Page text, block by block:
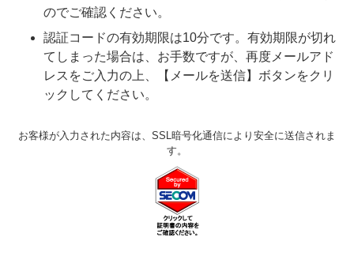
のでご確認ください。
認証コードの有効期限は10分です。有効期限が切れ
てしまった場合は、お手数ですが、再度メールアド
レスをご入力の上、【メールを送信】ボタンをクリ
ックしてください。
お客様が入力された内容は、SSL暗号化通信により安全に送信されま
す。